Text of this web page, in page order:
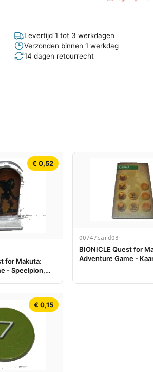
Levertijd 1 tot 3 werkdagen
Verzonden binnen 1 werkdag
14 dagen retourrecht
€ 0,52
for Makuta:
- Speelpion,
00747card03
BIONICLE Quest for
Adventure Game -
€ 0,15